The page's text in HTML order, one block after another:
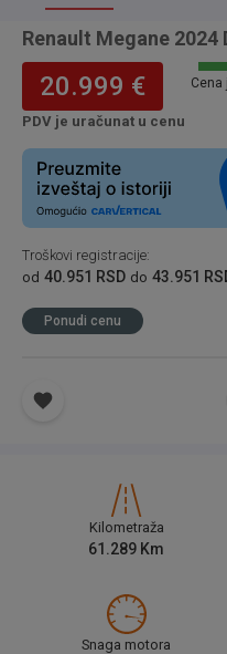
Renault Megane 2024
20.999 €
PDV je uračunat u cenu
Cena
Troškovi registracije:
od 40.951 RSD do 43.951
Ponudi cenu
Kilometraža
61.289 Km
Snaga motora